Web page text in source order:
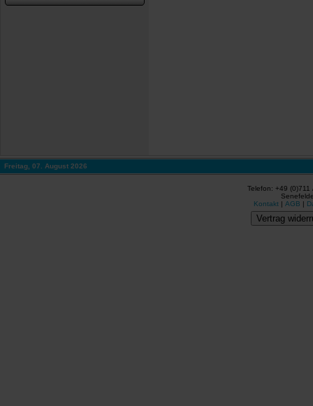
Freitag, 07. August 2026
Telefon: +49
Kontakt | AGB |
Vertrag